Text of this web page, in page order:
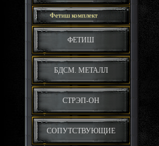
Фетиш комплект
ФЕТИШ
БДСМ. МЕТАЛЛ
СТРЭП-ОН
СОПУТСТВУЮЩИЕ